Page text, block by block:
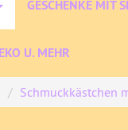
GESCHENKE MIT
U. MEHR
Schmuckkästchen